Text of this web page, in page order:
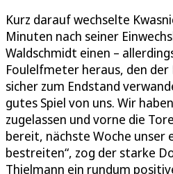
Kurz darauf wechselte
Minuten nach seiner
Waldschmidt einen –
Foulelfmeter heraus, den
sicher zum Endstand
gutes Spiel von uns. Wir
zugelassen und vorne die
bereit, nächste Woche unser
bestreiten“, zog der starke
Thielmann ein rundum